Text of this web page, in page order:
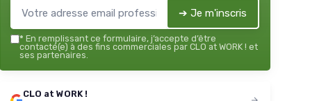
➔ Je m'inscris
* En remplissant ce formulaire, j’accepte d’être
contacté(e) à des fins commerciales par CLO at WORK ! et
ses partenaires.
CLO at WORK !